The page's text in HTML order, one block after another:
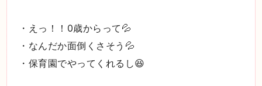
・えっ！！0歳からって💦
・なんだか面倒くさそう💦
・保育園でやってくれるし😆